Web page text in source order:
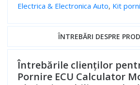
Electrica & Electronica Auto, Kit
ÎNTREBĂRI DESPRE
Întrebările clienților
Pornire ECU Calculator